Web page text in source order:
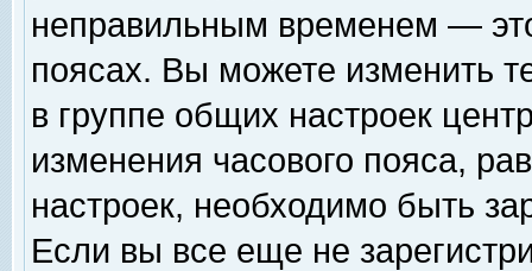
неправильным временем —
поясах. Вы можете изменить
в группе общих настроек
изменения часового пояса,
настроек, необходимо быть
Если вы все еще не